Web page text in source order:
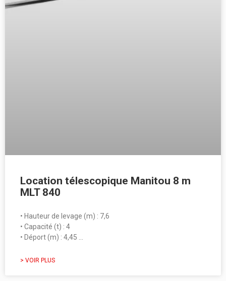
Location télescopique Manitou 8 m
MLT 840
• Hauteur de levage (m) : 7,6
• Capacité (t) : 4
• Déport (m) : 4,45 …
> VOIR PLUS